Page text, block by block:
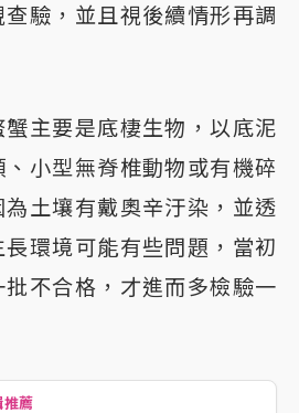
驗，並且視後續情形再調
主要是底棲生物，以底泥
小型無脊椎動物或有機碎
土壤有戴奧辛汙染，並透
環境可能有些問題，當初
不合格，才進而多檢驗一
推薦